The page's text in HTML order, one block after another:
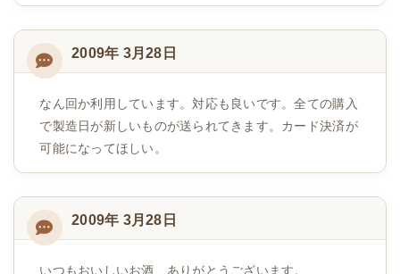
2009年 3月28日
なん回か利用しています。対応も良いです。全ての購入
で製造日が新しいものが送られてきます。カード決済が
可能になってほしい。
2009年 3月28日
いつもおいしいお酒、ありがとうございます。